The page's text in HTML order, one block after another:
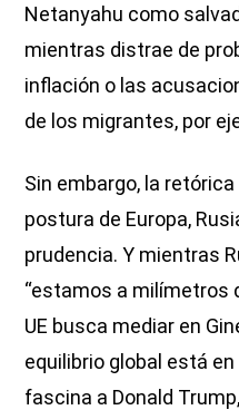
Netanyahu como
mientras distrae de
inflación o las
de los migrantes, por
Sin embargo, la
postura de Europa,
prudencia. Y mientras
“estamos a milímetros
UE busca mediar en
equilibrio global está
fascina a Donald